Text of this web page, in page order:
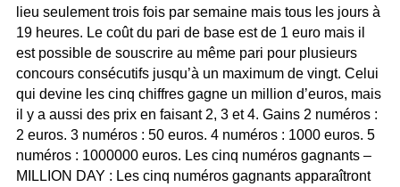
lieu seulement trois fois par semaine mais tous les jours à
19 heures. Le coût du pari de base est de 1 euro mais il
est possible de souscrire au même pari pour plusieurs
concours consécutifs jusqu’à un maximum de vingt. Celui
qui devine les cinq chiffres gagne un million d’euros, mais
il y a aussi des prix en faisant 2, 3 et 4. Gains 2 numéros :
2 euros. 3 numéros : 50 euros. 4 numéros : 1000 euros. 5
numéros : 1000000 euros. Les cinq numéros gagnants –
MILLION DAY : Les cinq numéros gagnants apparaîtront